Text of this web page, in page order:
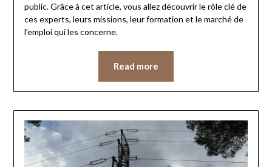
public. Grâce à cet article, vous allez découvrir le rôle clé de
ces experts, leurs missions, leur formation et le marché de
l’emploi qui les concerne.
Read more